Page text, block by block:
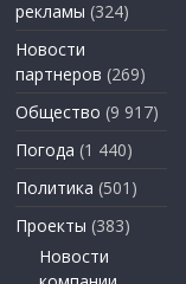
рекламы (324)
Новости
партнеров (269)
Общество (9 917)
Погода (1 440)
Политика (501)
Проекты (383)
Новости